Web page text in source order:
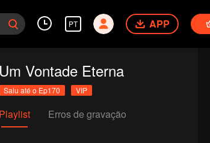
PT APP
Um Vontade Eterna
Saiu até o Ep170 VIP
Playlist Erros de gravação